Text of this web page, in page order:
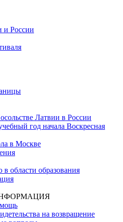
и России
Латвии в России
год начала Воскресная
в Москве
в области образования
на возвращение